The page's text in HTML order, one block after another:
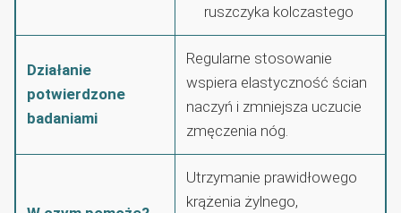
ruszczyka kolczastego
Działanie
potwierdzone
badaniami
Regularne stosowanie
wspiera elastyczność ścian
naczyń i zmniejsza uczucie
zmęczenia nóg.
Utrzymanie prawidłowego
krążenia żylnego,